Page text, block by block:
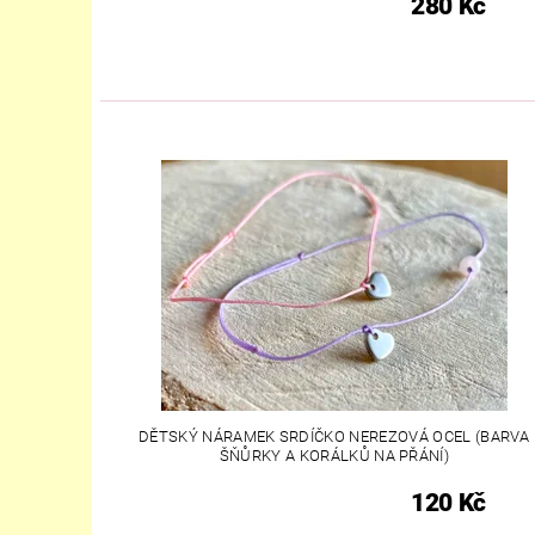
280 Kč
DĚTSKÝ NÁRAMEK SRDÍČKO NEREZOVÁ OCEL (BARVA
ŠŇŮRKY A KORÁLKŮ NA PŘÁNÍ)
120 Kč